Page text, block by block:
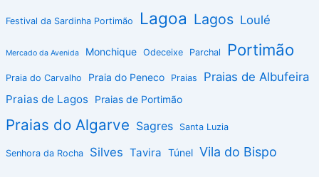
Festival da Sardinha Portimão Lagoa Lagos Loulé
Mercado da Avenida Monchique Odeceixe Parchal Portimão
Praia do Carvalho Praia do Peneco Praias Praias de Albufeira
Praias de Lagos Praias de Portimão
Praias do Algarve Sagres Santa Luzia
Senhora da Rocha Silves Tavira Túnel Vila do Bispo